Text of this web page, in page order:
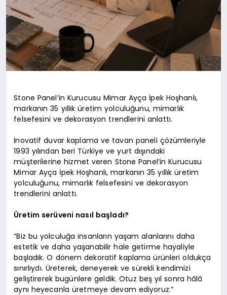
Stone Panel’in Kurucusu Mimar Ayça İpek Hoşhanlı,
markanın 35 yıllık üretim yolculuğunu, mimarlık
felsefesini ve dekorasyon trendlerini anlattı.
İnovatif duvar kaplama ve tavan paneli çözümleriyle
1993 yılından beri Türkiye ve yurt dışındaki
müşterilerine hizmet veren Stone Panel’in Kurucusu
Mimar Ayça İpek Hoşhanlı, markanın 35 yıllık üretim
yolculuğunu, mimarlık felsefesini ve dekorasyon
trendlerini anlattı.
Üretim serüveni nasıl başladı?
“Biz bu yolculuğa insanların yaşam alanlarını daha
estetik ve daha yaşanabilir hale getirme hayaliyle
başladık. O dönem dekoratif kaplama ürünleri oldukça
sınırlıydı. Üreterek, deneyerek ve sürekli kendimizi
geliştirerek bugünlere geldik. Otuz beş yıl sonra hâlâ
aynı heyecanla üretmeye devam ediyoruz.”